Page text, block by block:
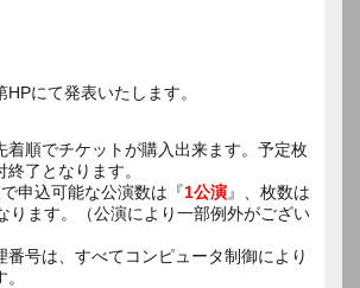
にて発表いたします。
着順でチケットが購入出来ます。予定枚
了となります。
申込可能な公演数は『1公演』、枚数は
ります。（公演により一部例外がござい
番号は、すべてコンピュータ制御により